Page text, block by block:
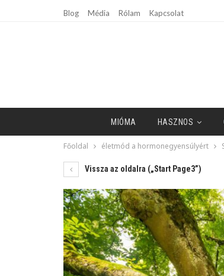
Blog Média Rólam Kapcsolat
MIÓMA HASZNOS
Főoldal életmód a hormonegyensúlyért
Vissza az oldalra („Start Page3”)